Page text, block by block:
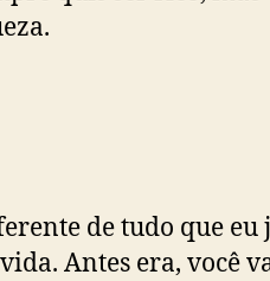
de tudo que eu
Antes era, você